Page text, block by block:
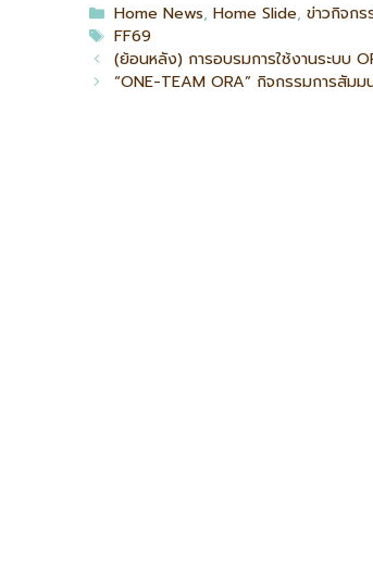
Home News,Home Slide,ข่าวกิจกร
FF69
(ย้อนหลัง) การอบรมการใช้งานระบบ
“ONE-TEAM ORA” กิจกรรมการสัม